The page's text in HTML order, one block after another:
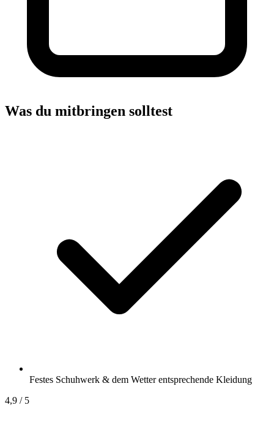
Was du mitbringen solltest
Festes Schuhwerk & dem Wetter entsprechende Kleidung
4,9 / 5